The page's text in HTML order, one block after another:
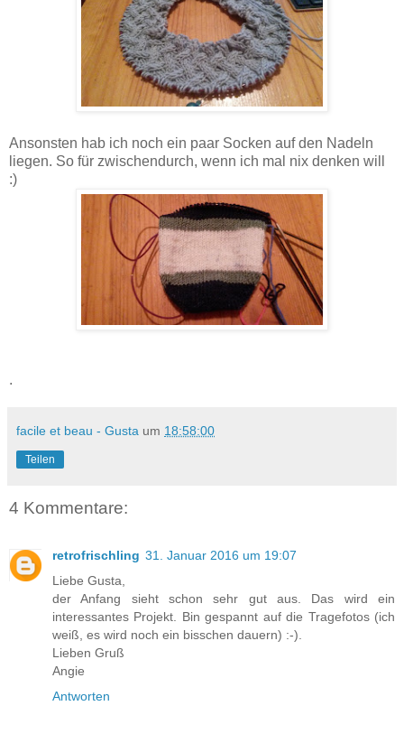
Ansonsten hab ich noch ein paar Socken auf den Nadeln
liegen. So für zwischendurch, wenn ich mal nix denken will
:)
.
facile et beau - Gusta um 18:58:00
Teilen
4 Kommentare:
retrofrischling 31. Januar 2016 um 19:07
Liebe Gusta,
der Anfang sieht schon sehr gut aus. Das wird ein
interessantes Projekt. Bin gespannt auf die Tragefotos (ich
weiß, es wird noch ein bisschen dauern) :-).
Lieben Gruß
Angie
Antworten